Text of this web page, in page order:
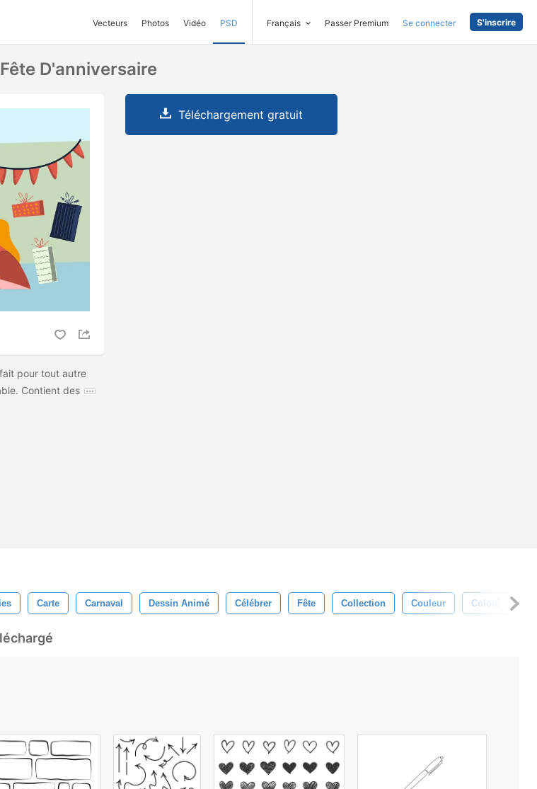
Vecteurs Photos Vidéo PSD Français Passer Premium Se connecter S'inscrire
D'anniversaire
pour tout autre
Contient des
Téléchargement gratuit
Carte Carnaval Dessin Animé Célébrer Fête Collection Couleur Coloré